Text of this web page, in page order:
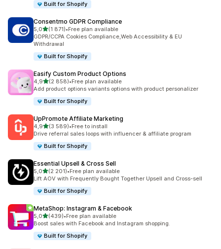
Built for Shopify
Consentmo GDPR Compliance
5,0na 5 gwiazdek
(1 871)
Łączna liczba recenzji: 1871
•Free plan available
GDPR/CCPA Cookies Compliance,Web Accessibility & EU
Withdrawal
Built for Shopify
Easify Custom Product Options
4,9na 5 gwiazdek
(2 858)
Łączna liczba recenzji: 2858
•Free plan available
Add product options variants options with product personalizer
Built for Shopify
UpPromote Affiliate Marketing
4,9na 5 gwiazdek
(3 589)
Łączna liczba recenzji: 3589
•Free to install
Drive referral sales loops with influencer & affiliate program
Built for Shopify
Essential Upsell & Cross Sell
5,0na 5 gwiazdek
(2 201)
Łączna liczba recenzji: 2201
•Free plan available
Lift AOV with Frequently Bought Together Upsell and Cross-sell
Built for Shopify
MetaShop: Instagram & Facebook
5,0na 5 gwiazdek
(439)
Łączna liczba recenzji: 439
•Free plan available
Boost sales with Facebook and Instagram shopping.
Built for Shopify